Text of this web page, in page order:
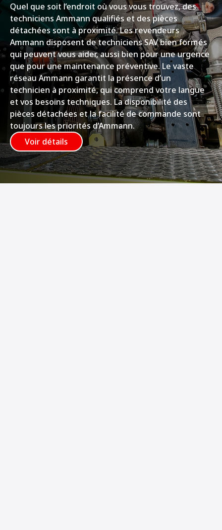
Quel que soit l’endroit où vous vous trouvez, des
techniciens Ammann qualifiés et des pièces
détachées sont à proximité. Les revendeurs
Ammann disposent de techniciens SAV bien formés
qui peuvent vous aider, aussi bien pour une urgence
que pour une maintenance préventive. Le vaste
réseau Ammann garantit la présence d’un
technicien à proximité, qui comprend votre langue
et vos besoins techniques. La disponibilité des
pièces détachées et la facilité de commande sont
toujours les priorités d’Ammann.
Voir détails